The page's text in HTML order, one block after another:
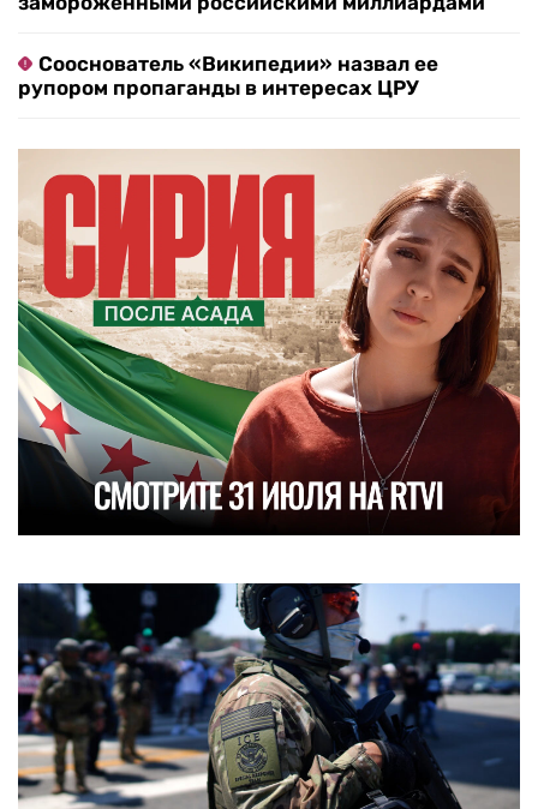
Сооснователь «Википедии» назвал ее
рупором пропаганды в интересах ЦРУ